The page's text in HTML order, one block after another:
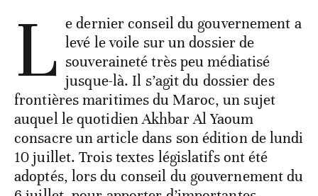
L e dernier conseil du gouvernement a
levé le voile sur un dossier de
souveraineté très peu médiatisé
jusque-là. Il s’agit du dossier des
frontières maritimes du Maroc, un sujet
auquel le quotidien Akhbar Al Yaoum
consacre un article dans son édition de lundi
10 juillet. Trois textes législatifs ont été
adoptés, lors du conseil du gouvernement du